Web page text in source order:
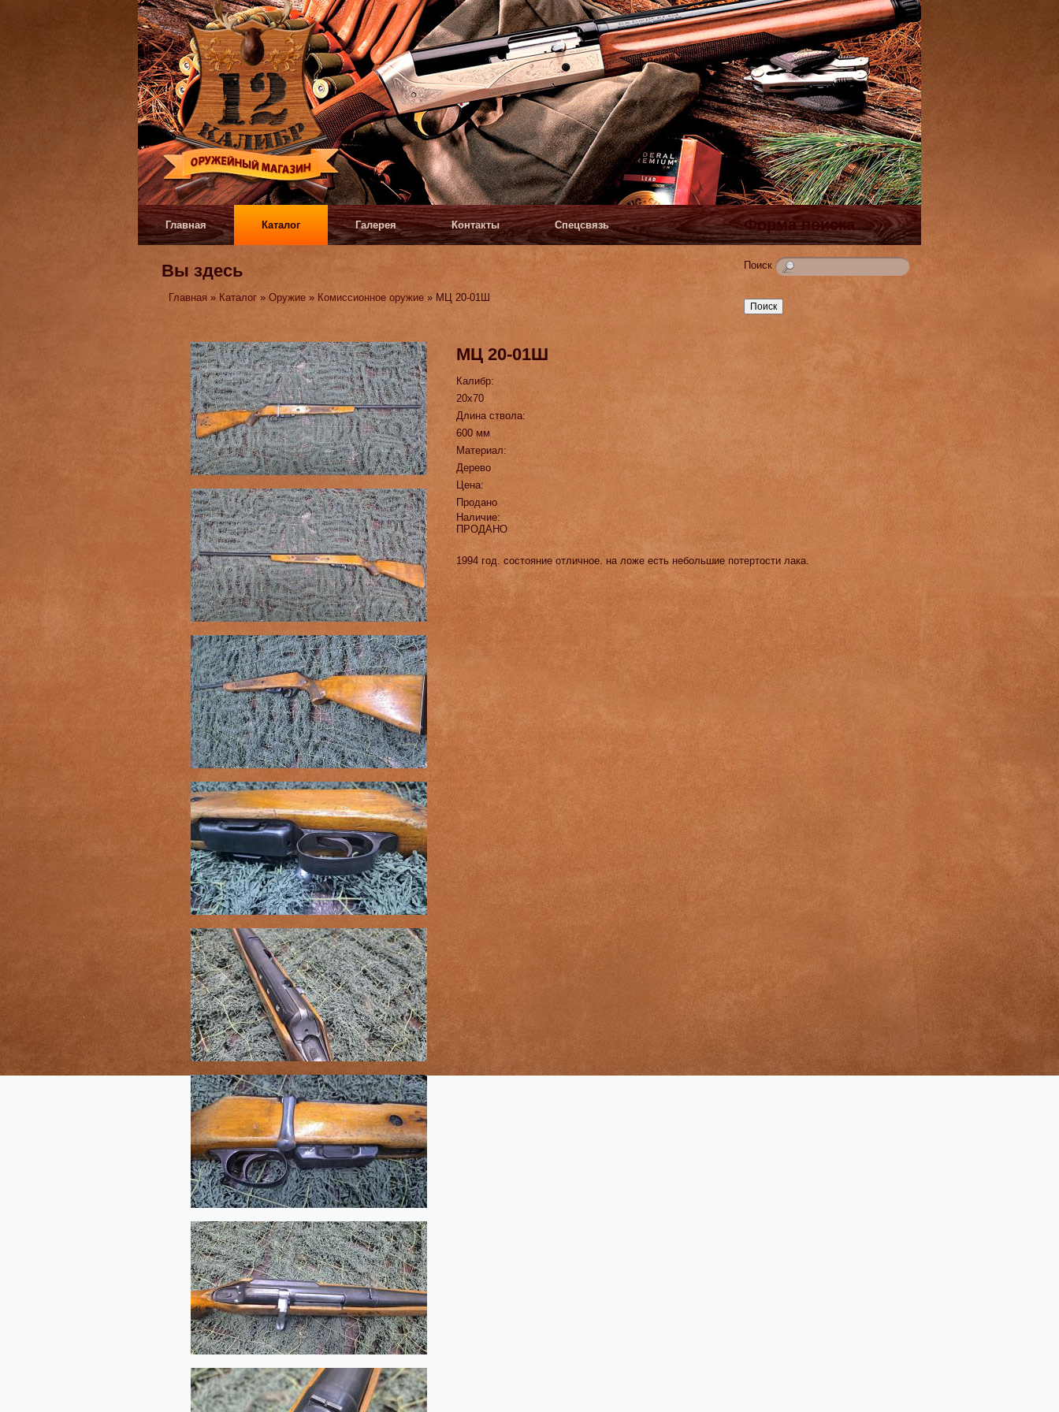
Форма поиска
Поиск
Главная Каталог Галерея Контакты Спецсвязь
Вы здесь
Главная » Каталог »Оружие » Комиссионное оружие » МЦ 20-01Ш
МЦ 20-01Ш
Калибр:
20х70
Длина ствола:
600 мм
Материал:
Дерево
Цена:
Продано
Наличие:
ПРОДАНО
1994 год. состояние отличное. на ложе есть небольшие потертости лака.